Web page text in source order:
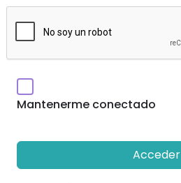
Mantenerme conectado
Acceder